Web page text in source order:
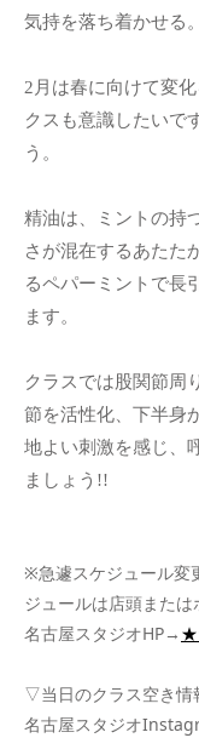
気持を落ち着かせる。
2月は春に向けて変
クスも意識したいで
う。
精油は、ミントの持
さが混在するあたた
るペパーミントで長
ます。
クラスでは股関節周
節を活性化、下半身
地よい刺激を感じ、
ましょう!!
※急遽スケジュール変
ジュールは店頭または
名古屋スタジオHP→
▽当日のクラス空き情
名古屋スタジオ